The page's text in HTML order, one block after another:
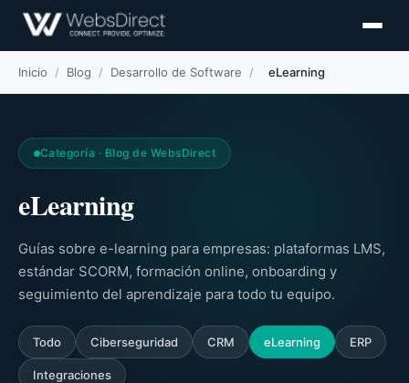
Inicio / Blog / Desarrollo de Software / eLearning
Categoría · Blog de WebsDirect
eLearning
Guías sobre e-learning para empresas: plataformas LMS,
estándar SCORM, formación online, onboarding y
seguimiento del aprendizaje para todo tu equipo.
Todo Ciberseguridad CRM eLearning ERP
Integraciones